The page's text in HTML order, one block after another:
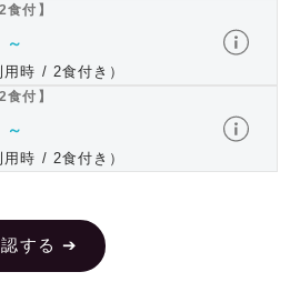
付】
時 / 2食付き）
付】
時 / 2食付き）
する ➔